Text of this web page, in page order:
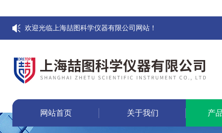
欢迎光临上海喆图科学仪器有限公司网站！
网站首页 关于我们 产